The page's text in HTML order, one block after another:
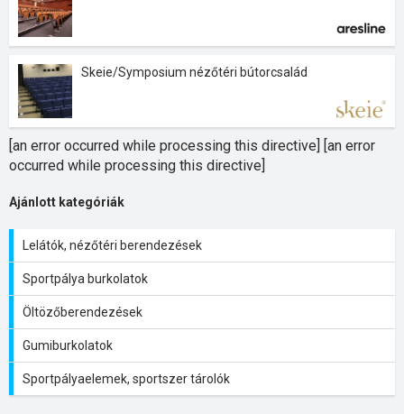
Skeie/Symposium nézőtéri bútorcsalád
[an error occurred while processing this directive] [an error
occurred while processing this directive]
Ajánlott kategóriák
Lelátók, nézőtéri berendezések
Sportpálya burkolatok
Öltözőberendezések
Gumiburkolatok
Sportpályaelemek, sportszer tárolók